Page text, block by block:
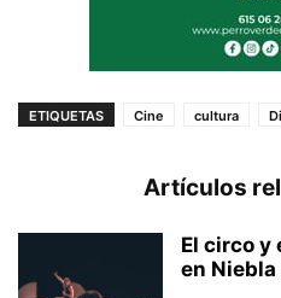
ETIQUETAS Cine cultura
Artículos
El circo y
en Niebla